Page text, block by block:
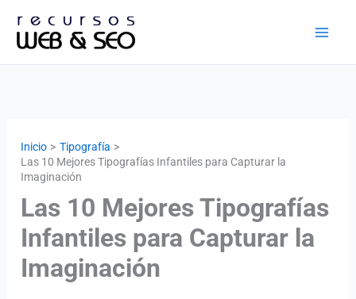
Inicio
Tipografía
Las 10 Mejores Tipografías Infantiles para Capturar la
Imaginación
Las 10 Mejores Tipografías
Infantiles para Capturar la
Imaginación